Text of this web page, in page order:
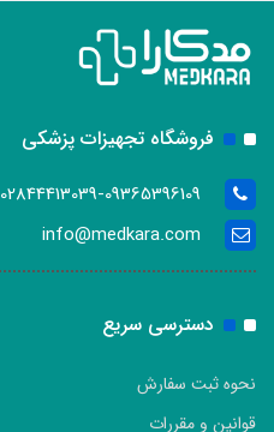
فروشگاه تجهیزات پزشکی
02844413039-09365396109- 02844413013
info@medkara.com
دسترسی سریع
نحوه ثبت سفارش
قوانین و مقررات